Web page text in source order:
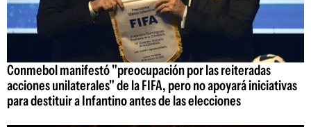
Conmebol manifestó "preocupación por las reiteradas
acciones unilaterales" de la FIFA, pero no apoyará iniciativas
para destituir a Infantino antes de las elecciones